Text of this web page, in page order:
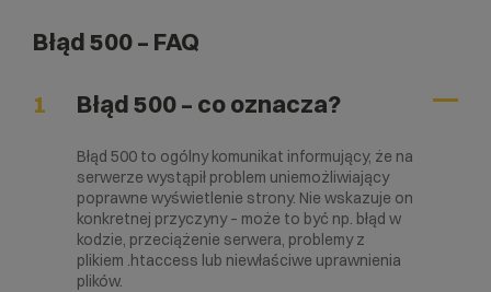
Błąd 500 – FAQ
1 Błąd 500 – co oznacza?
Błąd 500 to ogólny komunikat informujący, że na
serwerze wystąpił problem uniemożliwiający
poprawne wyświetlenie strony. Nie wskazuje on
konkretnej przyczyny – może to być np. błąd w
kodzie, przeciążenie serwera, problemy z
plikiem .htaccess lub niewłaściwe uprawnienia
plików.